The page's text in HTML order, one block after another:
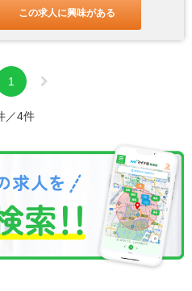
この求人に興味がある
1
／4件